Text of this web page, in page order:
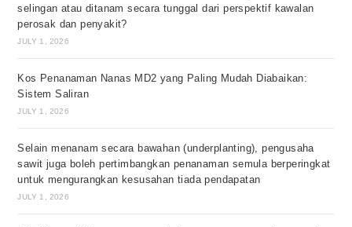
selingan atau ditanam secara tunggal dari perspektif kawalan
perosak dan penyakit?
JULY 1, 2026
Kos Penanaman Nanas MD2 yang Paling Mudah Diabaikan:
Sistem Saliran
JULY 1, 2026
Selain menanam secara bawahan (underplanting), pengusaha
sawit juga boleh pertimbangkan penanaman semula berperingkat
untuk mengurangkan kesusahan tiada pendapatan
JULY 1, 2026